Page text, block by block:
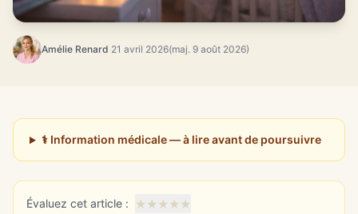
Amélie Renard·21 avril 2026(maj. 9 août 2026)
⚕️ Information médicale — à lire avant de poursuivre
Évaluez cet article : ★★★★★